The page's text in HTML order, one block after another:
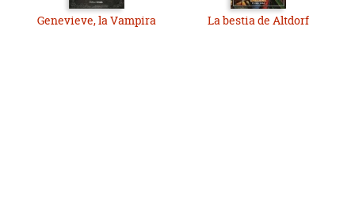
Genevieve, la Vampira La bestia de Altdorf